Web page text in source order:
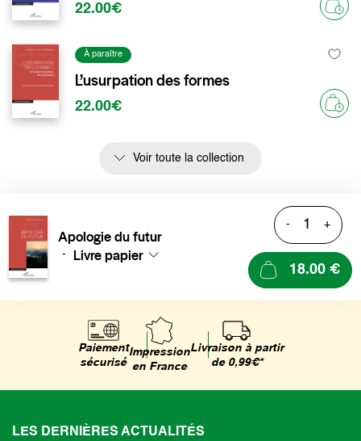
22.00€
À paraître
L’usurpation des formes
22.00€
Voir toute la collection
Apologie du futur
- Livre papier
- +
18.00 €
Paiement
sécurisé
Impression
en France
Livraison à partir
de 0,99€*
LES DERNIÈRES ACTUALITÉS